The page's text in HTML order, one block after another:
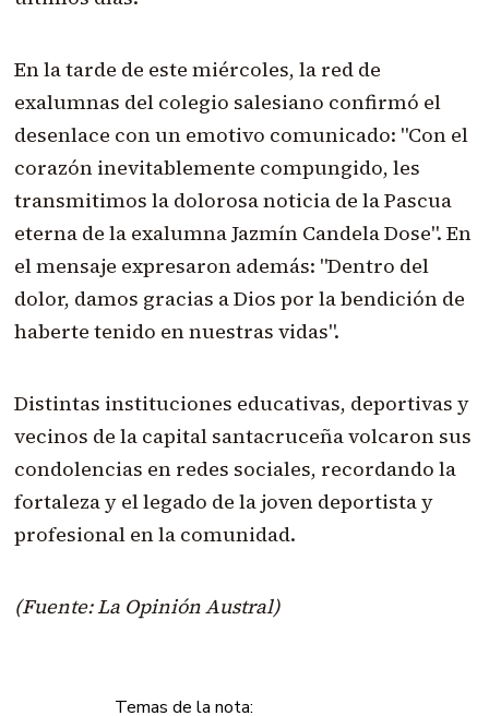
En la tarde de este miércoles, la red de
exalumnas del colegio salesiano confirmó el
desenlace con un emotivo comunicado: "Con el
corazón inevitablemente compungido, les
transmitimos la dolorosa noticia de la Pascua
eterna de la exalumna Jazmín Candela Dose". En
el mensaje expresaron además: "Dentro del
dolor, damos gracias a Dios por la bendición de
haberte tenido en nuestras vidas".
Distintas instituciones educativas, deportivas y
vecinos de la capital santacruceña volcaron sus
condolencias en redes sociales, recordando la
fortaleza y el legado de la joven deportista y
profesional en la comunidad.
(Fuente: La Opinión Austral)
Temas de la nota: